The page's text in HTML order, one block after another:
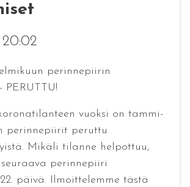
20:02
perinnepiirin
vuoksi on tammi-
perinnepiirit peruttu
Mikäli tilanne helpottuu,
perinnepiiri
päivä. Ilmoittelemme tästä